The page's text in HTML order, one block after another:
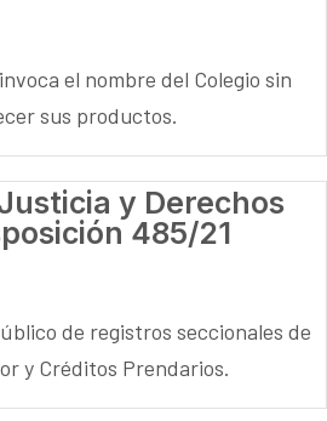
el nombre del Colegio sin
sus productos.
y Derechos
485/21
de registros seccionales de
y Créditos Prendarios.